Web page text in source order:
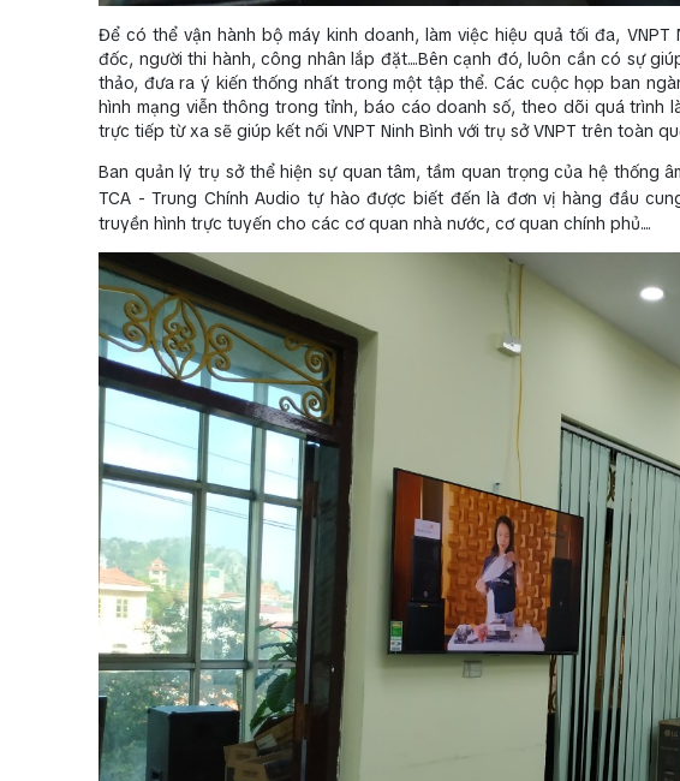
Để có thể vận hành bộ máy kinh doanh, làm việc hiệu quả tối đa,
đốc, người thi hành, công nhân lắp đặt....Bên cạnh đó, luôn cần có sự
thảo, đưa ra ý kiến thống nhất trong một tập thể. Các cuộc họp ban
hình mạng viễn thông trong tỉnh, báo cáo doanh số, theo dõi quá trình
trực tiếp từ xa sẽ giúp kết nối VNPT Ninh Bình với trụ sở VNPT trên toàn
Ban quản lý trụ sở thể hiện sự quan tâm, tầm quan trọng của hệ thống
TCA - Trung Chính Audio tự hào được biết đến là đơn vị hàng đầu
truyền hình trực tuyến cho các cơ quan nhà nước, cơ quan chính phủ....